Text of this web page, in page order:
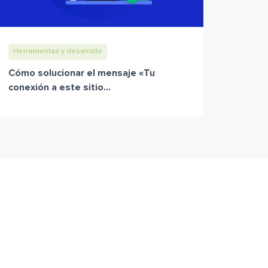
Herramientas y desarrollo
Cómo solucionar el mensaje «Tu
conexión a este sitio...